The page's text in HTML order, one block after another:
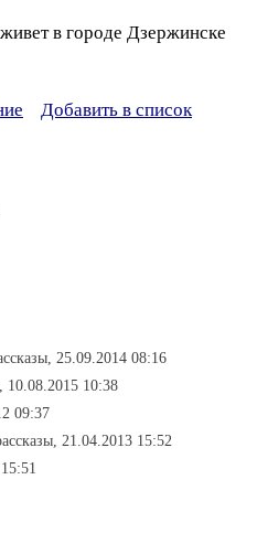
в городе Дзержинске
Добавить в список
25.09.2014 08:16
10.08.2015 10:38
09:37
21.04.2013 15:52